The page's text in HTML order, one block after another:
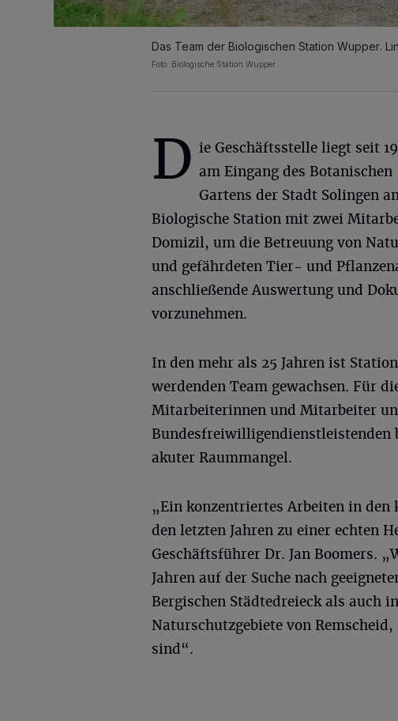
Das Team der Biologischen Station Wupper.
Foto: Biologische Station Wupper
D ie Geschäftsstelle liegt seit
am Eingang des Botanischen
Gartens der Stadt Solingen
Biologische Station mit zwei
Domizil, um die Betreuung von
und gefährdeten Tier- und
anschließende Auswertung und
vorzunehmen.
In den mehr als 25 Jahren ist
werdenden Team gewachsen. Für
Mitarbeiterinnen und Mitarbeiter
Bundesfreiwilligendienstleistenden
akuter Raummangel.
„Ein konzentriertes Arbeiten in
den letzten Jahren zu einer echten
Geschäftsführer Dr. Jan Boomers.
Jahren auf der Suche nach
Bergischen Städtedreieck als auch
Naturschutzgebiete von
sind“.